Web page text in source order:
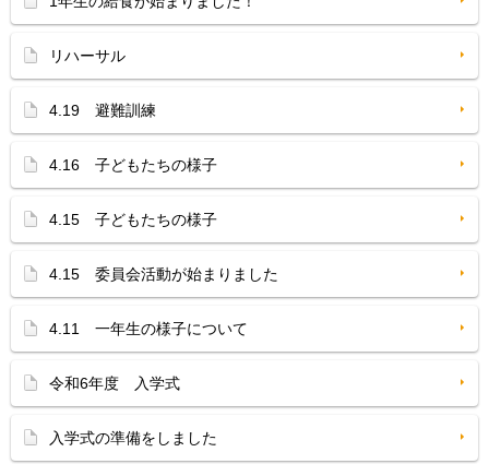
リハーサル
4.19 避難訓練
4.16 子どもたちの様子
4.15 子どもたちの様子
4.15 委員会活動が始まりました
4.11 一年生の様子について
令和6年度 入学式
入学式の準備をしました